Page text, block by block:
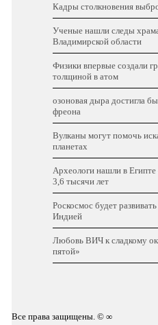
Кадры столкновения
Ученые нашли следы
Владимирской области
Физики впервые создали
толщиной в атом
озоновая дыра достигла
фреона
Вулканы могут помочь
планетах
Археологи нашли в
3,6 тысячи лет
Роскосмос будет
Индией
Любовь ВИЧ к сладкому
пятой»
Все права защищены. © ∞